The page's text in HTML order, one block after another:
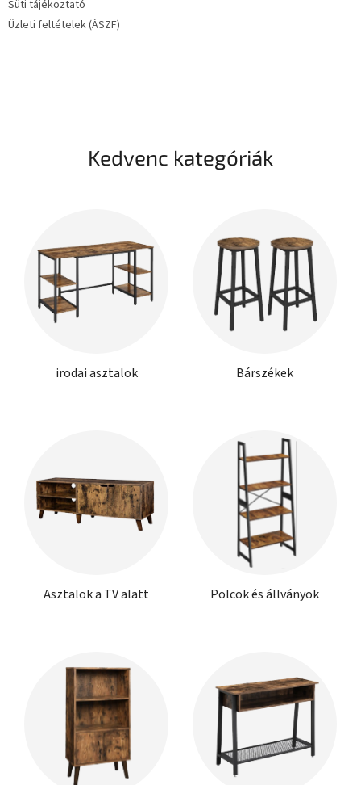
Süti tájékoztató
Üzleti feltételek (ÁSZF)
Kedvenc kategóriák
irodai asztalok Bárszékek
Asztalok a TV alatt Polcok és állványok